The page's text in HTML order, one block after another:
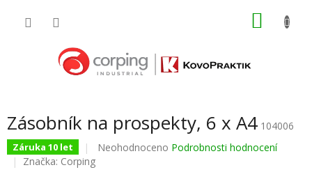
Zásobník na prospekty, 6 x A4 104006
Záruka 10 let
Průměrné
Neohodnoceno Podrobnosti hodnocení
Značka: Corping